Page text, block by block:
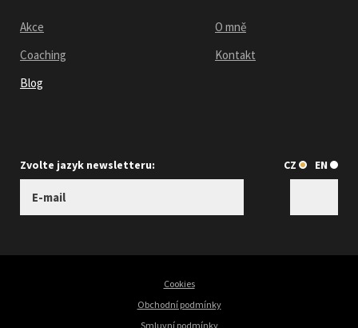
Akce
Coaching
Blog
O mně
Kontakt
Zvolte jazyk newsletteru: CZ EN
Cookies
Obchodní podmínky
Smluvní podmínky